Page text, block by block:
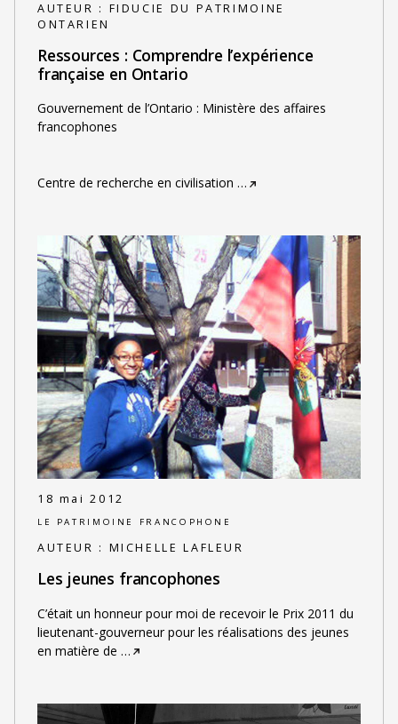
AUTEUR : FIDUCIE DU PATRIMOINE
ONTARIEN
Ressources : Comprendre l’expérience
française en Ontario
Gouvernement de l’Ontario : Ministère des affaires
francophones
Centre de recherche en civilisation …
18 mai 2012
LE PATRIMOINE FRANCOPHONE
AUTEUR : MICHELLE LAFLEUR
Les jeunes francophones
C’était un honneur pour moi de recevoir le Prix 2011 du
lieutenant-gouverneur pour les réalisations des jeunes
en matière de …